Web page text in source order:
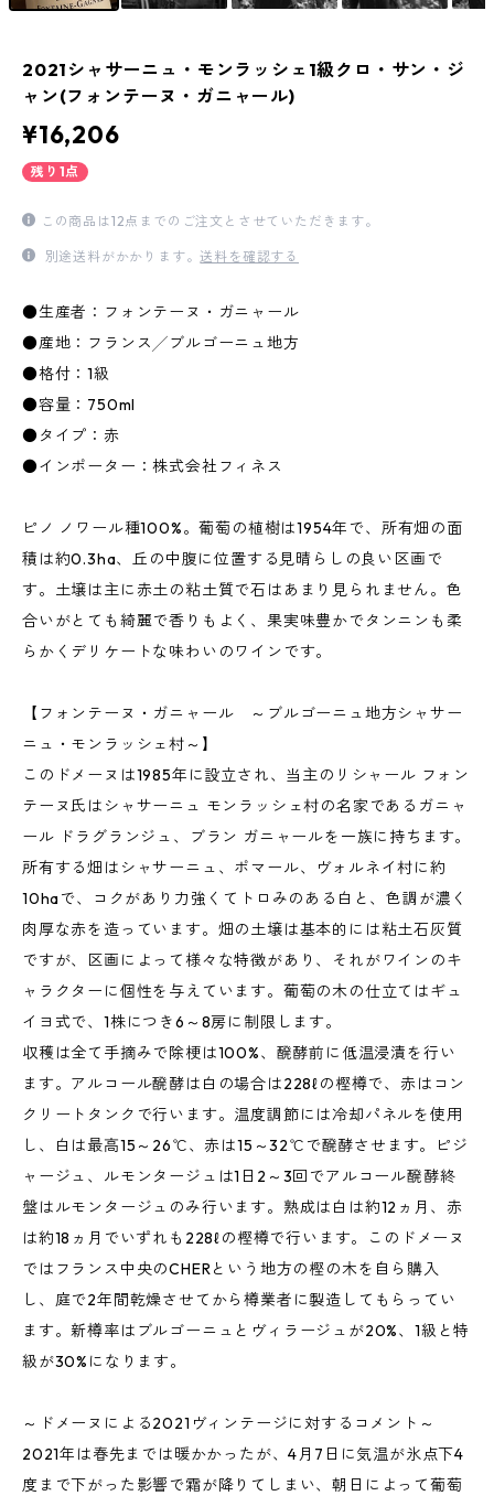
2021シャサーニュ・モンラッシェ1級クロ・サン・ジ
ャン(フォンテーヌ・ガニャール)
¥16,206
残り1点
この商品は12点までのご注文とさせていただきます。
別途送料がかかります。送料を確認する
●生産者：フォンテーヌ・ガニャール
●産地：フランス╱ブルゴーニュ地方
●格付：1級
●容量：750ml
●タイプ：赤
●インポーター：株式会社フィネス
ピノ ノワール種100%。葡萄の植樹は1954年で、所有畑の面
積は約0.3ha、丘の中腹に位置する見晴らしの良い区画で
す。土壌は主に赤土の粘土質で石はあまり見られません。色
合いがとても綺麗で香りもよく、果実味豊かでタンニンも柔
らかくデリケートな味わいのワインです。
【フォンテーヌ・ガニャール ～ブルゴーニュ地方シャサー
ニュ・モンラッシェ村～】
このドメーヌは1985年に設立され、当主のリシャール フォン
テーヌ氏はシャサーニュ モンラッシェ村の名家であるガニャ
ール ドラグランジュ、ブラン ガニャールを一族に持ちます。
所有する畑はシャサーニュ、ポマール、ヴォルネイ村に約
10haで、コクがあり力強くてトロみのある白と、色調が濃く
肉厚な赤を造っています。畑の土壌は基本的には粘土石灰質
ですが、区画によって様々な特徴があり、それがワインのキ
ャラクターに個性を与えています。葡萄の木の仕立てはギュ
イヨ式で、1株につき6～8房に制限します。
収穫は全て手摘みで除梗は100%、醗酵前に低温浸漬を行い
ます。アルコール醗酵は白の場合は228ℓの樫樽で、赤はコン
クリートタンクで行います。温度調節には冷却パネルを使用
し、白は最高15～26℃、赤は15～32℃で醗酵させます。ピジ
ャージュ、ルモンタージュは1日2～3回でアルコール醗酵終
盤はルモンタージュのみ行います。熟成は白は約12ヵ月、赤
は約18ヵ月でいずれも228ℓの樫樽で行います。このドメーヌ
ではフランス中央のCHERという地方の樫の木を自ら購入
し、庭で2年間乾燥させてから樽業者に製造してもらってい
ます。新樽率はブルゴーニュとヴィラージュが20%、1級と特
級が30%になります。
～ドメーヌによる2021ヴィンテージに対するコメント～
2021年は春先までは暖かかったが、4月7日に気温が氷点下4
度まで下がった影響で霜が降りてしまい、朝日によって葡萄